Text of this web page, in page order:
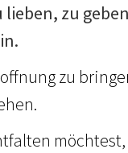
lieben, zu
zu